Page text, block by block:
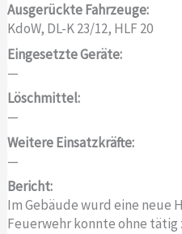
Ausgerückte Fahrzeuge:
KdoW, DL-K 23/12, HLF 20
Eingesetzte Geräte:
—
Löschmittel:
—
Weitere Einsatzkräfte:
—
Bericht:
Im Gebäude wurd eine neue
Feuerwehr konnte ohne